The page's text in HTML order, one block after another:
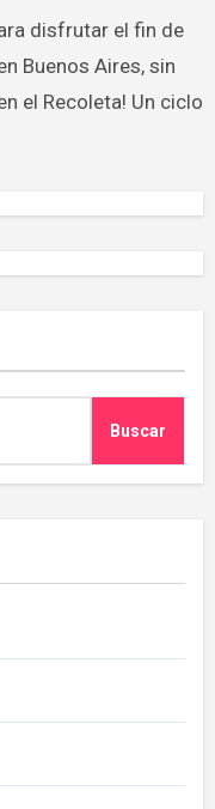
disfrutar el fin de
Buenos Aires, sin
el Recoleta! Un ciclo
Buscar